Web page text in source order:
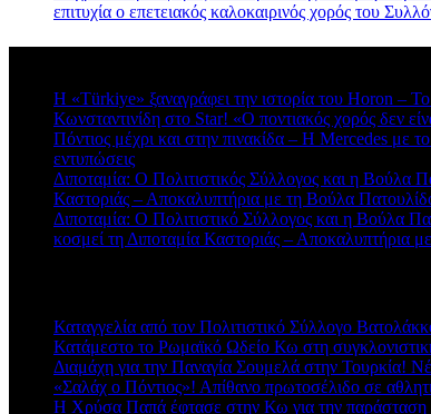
επιτυχία ο επετειακός καλοκαιρινός χορός του
Η «Türkiye» ξαναγράφει την ιστορία του Horon –
Κωνσταντινίδη στο Star! «Ο ποντιακός χορός δεν
Πόντιος μέχρι και στην πινακίδα – Η Mercedes με
εντυπώσεις
Διποταμία: Ο Πολιτιστικός Σύλλογος και η Βούλα
Καστοριάς – Αποκαλυπτήρια με τη Βούλα
Διποταμία: Ο Πολιτιστικό Σύλλογος και η Βούλα
κοσμεί τη Διποταμία Καστοριάς – Αποκαλυπτήρια
Καταγγελία από τον Πολιτιστικό Σύλλογο
Κατάμεστο το Ρωμαϊκό Ωδείο Κω στη
Διαμάχη για την Παναγία Σουμελά στην Τουρκία!
«Σαλάχ ο Πόντιος»! Απίθανο πρωτοσέλιδο σε
Η Χρύσα Παπά έφτασε στην Κω για την